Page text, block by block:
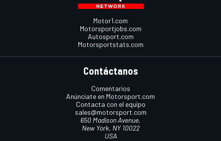
Motor1.com
Motorsportjobs.com
Autosport.com
Motorsportstats.com
Contáctanos
Comentarios
Anúnciate en Motorsport.com
Contacta con el equipo
sales@motorsport.com
650 Madison Avenue,
New York, NY 10022
USA